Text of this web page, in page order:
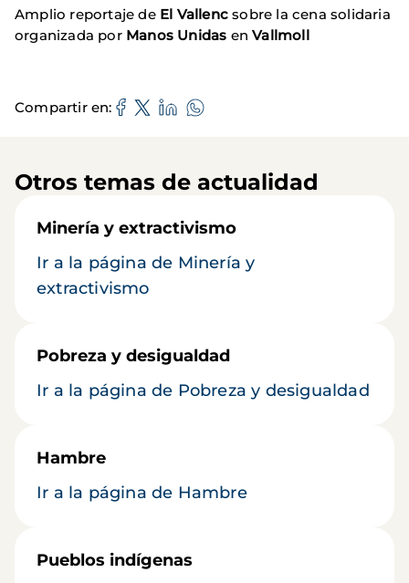
Amplio reportaje de El Vallenc sobre la cena solidaria
organizada por Manos Unidas enVallmoll
Compartir en
Otros temas de actualidad
Minería y extractivismo
Ir a la página de Minería y
extractivismo
Pobreza y desigualdad
Ir a la página de Pobreza y desigualdad
Hambre
Ir a la página de Hambre
Pueblos indígenas